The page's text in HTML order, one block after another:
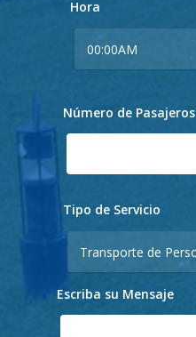
Hora
Número de Pasajeros
Tipo de Servicio
Escriba su Mensaje